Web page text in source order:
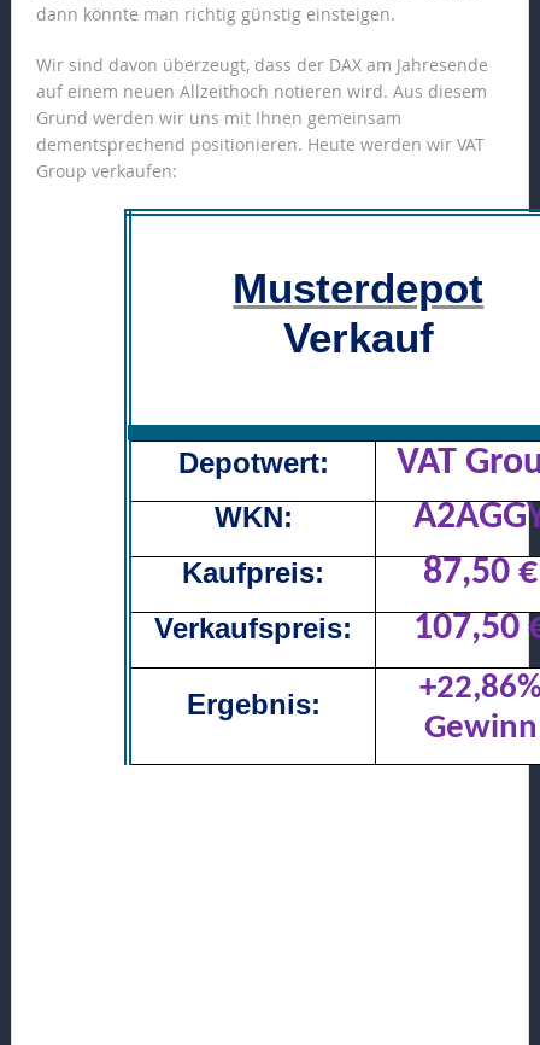
dann könnte man richtig günstig einsteigen.
Wir sind davon überzeugt, dass der DAX am Jahresende
auf einem neuen Allzeithoch notieren wird. Aus diesem
Grund werden wir uns mit Ihnen gemeinsam
dementsprechend positionieren. Heute werden wir VAT
Group verkaufen:
Musterdepot
Verkauf
Depotwert: VAT
WKN:
Kaufpreis: 87,50 €
Verkaufspreis: 107,50
Ergebnis:
Gewinn